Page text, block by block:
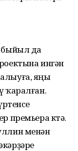
быйыл да
ингән
яңы
ҡаралған.
премьера көтә.
менән